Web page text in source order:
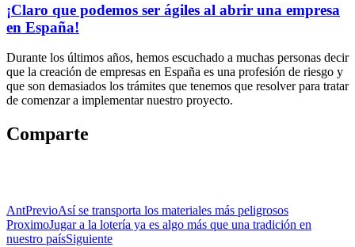
¡Claro que podemos ser ágiles al abrir una empresa
en España!
Durante los últimos años, hemos escuchado a muchas personas decir
que la creación de empresas en España es una profesión de riesgo y
que son demasiados los trámites que tenemos que resolver para tratar
de comenzar a implementar nuestro proyecto.
Comparte
AntPrevioAsí se transporta los materiales más peligrosos
ProximoJugar a la lotería ya es algo más que una tradición en
nuestro paísSiguiente